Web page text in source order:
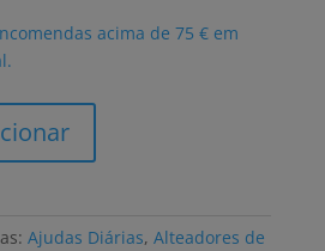
acima de 75 € em
Ajudas Diárias, Alteadores de